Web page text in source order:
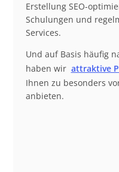
Erstellung SEO-
Schulungen und
Services.
Und auf Basis häufig
haben wir attraktive
Ihnen zu besonders
anbieten.